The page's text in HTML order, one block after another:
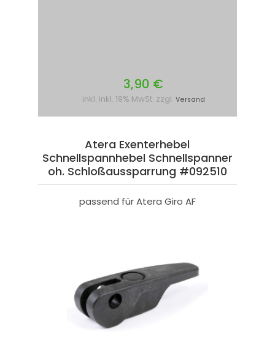
3,90 €
inkl. inkl. 19% MwSt. zzgl. Versand
Atera Exenterhebel
Schnellspannhebel Schnellspanner
oh. Schloßaussparrung #092510
passend für Atera Giro AF